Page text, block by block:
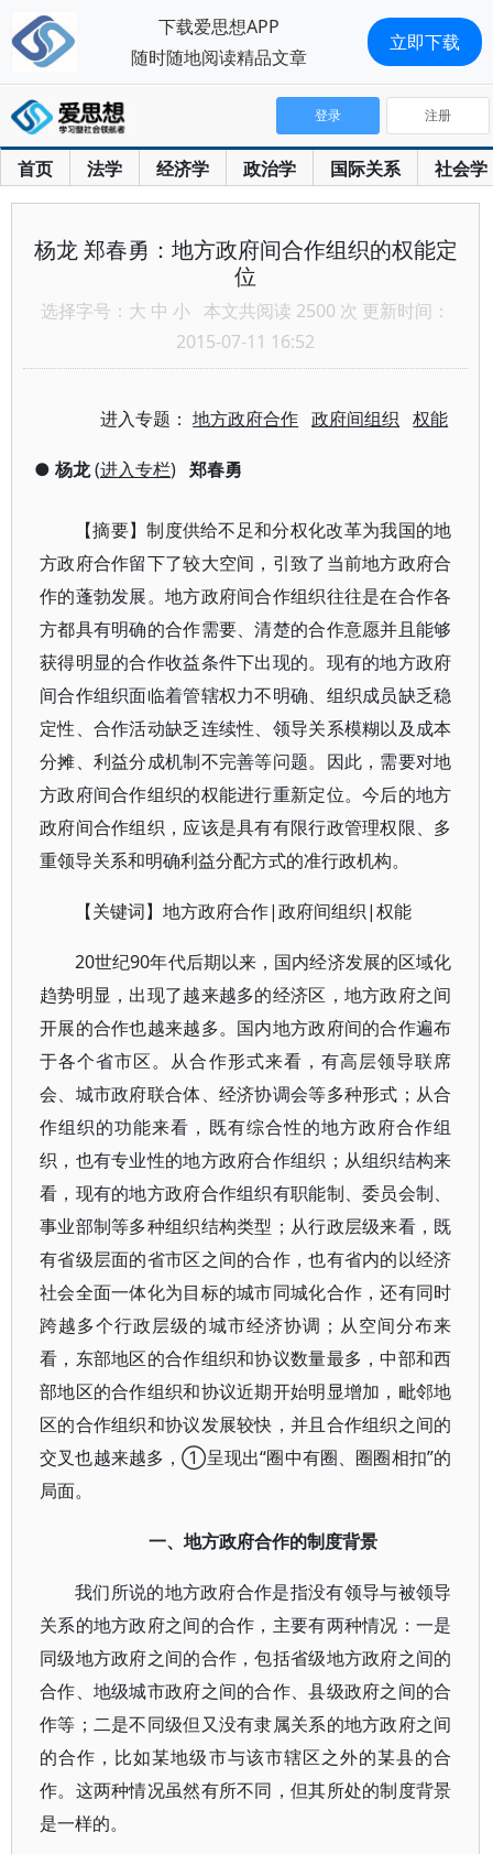
首页 法学 经济学 政治学 国际关系 社会学
登录 注册
杨龙 郑春勇：地方政府间合作组织的权能定
位
选择字号： 大 中 小 本文共阅读 2500 次 更新时间：
2015-07-11 16:52
进入专题：地方政府合作 政府间组织 权能
● 杨龙(进入专栏) 郑春勇
【摘要】制度供给不足和分权化改革为我国的地
方政府合作留下了较大空间，引致了当前地方政府合
作的蓬勃发展。地方政府间合作组织往往是在合作各
方都具有明确的合作需要、清楚的合作意愿并且能够
获得明显的合作收益条件下出现的。现有的地方政府
间合作组织面临着管辖权力不明确、组织成员缺乏稳
定性、合作活动缺乏连续性、领导关系模糊以及成本
分摊、利益分成机制不完善等问题。因此，需要对地
方政府间合作组织的权能进行重新定位。今后的地方
政府间合作组织，应该是具有有限行政管理权限、多
重领导关系和明确利益分配方式的准行政机构。
【关键词】地方政府合作|政府间组织|权能
20世纪90年代后期以来，国内经济发展的区域化
趋势明显，出现了越来越多的经济区，地方政府之间
开展的合作也越来越多。国内地方政府间的合作遍布
于各个省市区。从合作形式来看，有高层领导联席
会、城市政府联合体、经济协调会等多种形式；从合
作组织的功能来看，既有综合性的地方政府合作组
织，也有专业性的地方政府合作组织；从组织结构来
看，现有的地方政府合作组织有职能制、委员会制、
事业部制等多种组织结构类型；从行政层级来看，既
有省级层面的省市区之间的合作，也有省内的以经济
社会全面一体化为目标的城市同城化合作，还有同时
跨越多个行政层级的城市经济协调；从空间分布来
看，东部地区的合作组织和协议数量最多，中部和西
部地区的合作组织和协议近期开始明显增加，毗邻地
区的合作组织和协议发展较快，并且合作组织之间的
交叉也越来越多，①呈现出“圈中有圈、圈圈相扣”的
局面。
一、地方政府合作的制度背景
我们所说的地方政府合作是指没有领导与被领导
关系的地方政府之间的合作，主要有两种情况：一是
同级地方政府之间的合作，包括省级地方政府之间的
合作、地级城市政府之间的合作、县级政府之间的合
作等；二是不同级但又没有隶属关系的地方政府之间
的合作，比如某地级市与该市辖区之外的某县的合
作。这两种情况虽然有所不同，但其所处的制度背景
是一样的。
下载爱思想APP
随时随地阅读精品文章
立即下载